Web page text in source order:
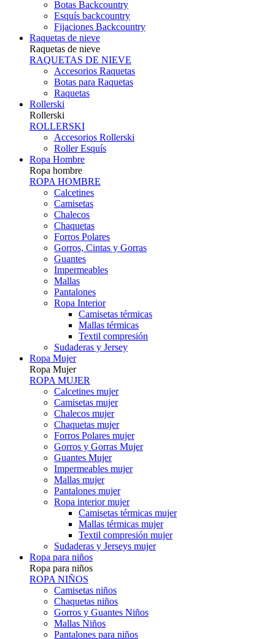
Botas Backcountry
Esquís backcountry
Fijaciones Backcountry
Raquetas de nieve
Raquetas de nieve
RAQUETAS DE NIEVE
Accesorios Raquetas
Botas para Raquetas
Raquetas
Rollerski
Rollerski
ROLLERSKI
Accesorios Rollerski
Roller Esquís
Ropa Hombre
Ropa hombre
ROPA HOMBRE
Calcetines
Camisetas
Chalecos
Chaquetas
Forros Polares
Gorros, Cintas y Gorras
Guantes
Impermeables
Mallas
Pantalones
Ropa Interior
Camisetas térmicas
Mallas térmicas
Textil compresión
Sudaderas y Jersey
Ropa Mujer
Ropa Mujer
ROPA MUJER
Calcetines mujer
Camisetas mujer
Chalecos mujer
Chaquetas mujer
Forros Polares mujer
Gorros y Gorras Mujer
Guantes Mujer
Impermeables mujer
Mallas mujer
Pantalones mujer
Ropa interior mujer
Camisetas térmicas mujer
Mallas térmicas mujer
Textil compresión mujer
Sudaderas y Jerseys mujer
Ropa para niños
Ropa para niños
ROPA NIÑOS
Camisetas niños
Chaquetas niños
Gorros y Guantes Niños
Mallas Niños
Pantalones para niños